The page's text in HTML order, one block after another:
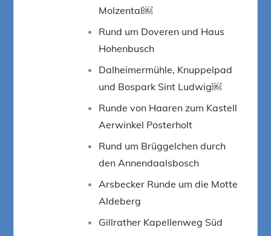
Molzental￼
Rund um Doveren und Haus
Hohenbusch
Dalheimermühle, Knuppelpad
und Bospark Sint Ludwig￼
Runde von Haaren zum Kastell
Aerwinkel Posterholt
Rund um Brüggelchen durch
den Annendaalsbosch
Arsbecker Runde um die Motte
Aldeberg
Gillrather Kapellenweg Süd